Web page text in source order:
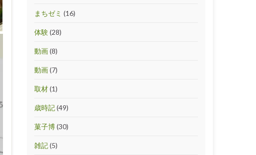
まちゼミ (16)
体験(28)
動画(8)
動画(7)
取材(1)
歳時記(49)
菓子博(30)
雑記(5)